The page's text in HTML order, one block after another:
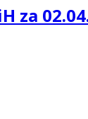
za